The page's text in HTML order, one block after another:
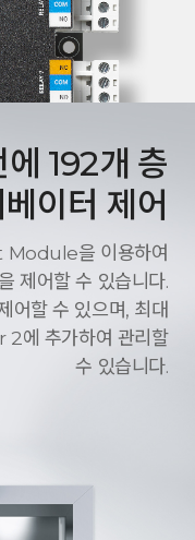
에 192개 층
이터 제어
Module을 이용하여
제어할 수 있습니다.
어할 수 있으며, 최대
2에 추가하여 관리할
수 있습니다.